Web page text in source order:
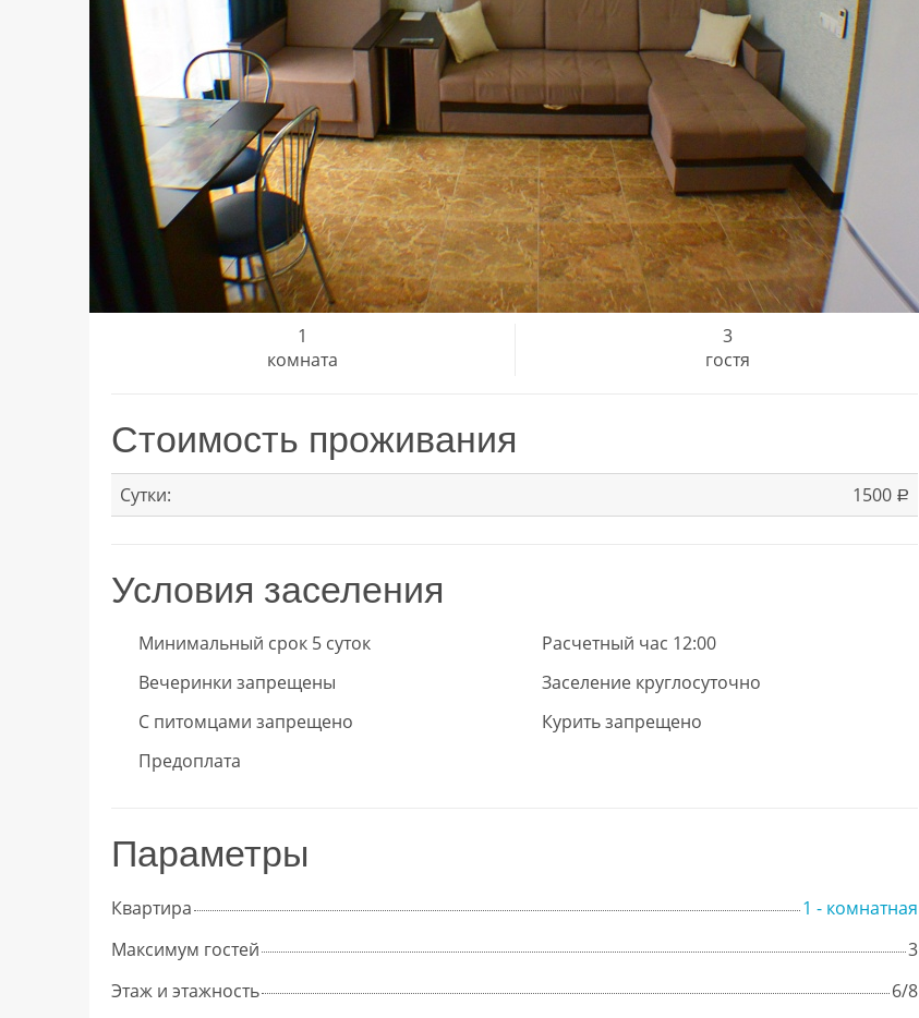
1
комната
3
гостя
Стоимость проживания
Сутки: 1500 a
Условия заселения
Минимальный срок 5 суток
Расчетный час 12:00
Вечеринки запрещены
Заселение круглосуточно
С питомцами запрещено
Курить запрещено
Предоплата
Параметры
Квартира
1 - комнатная
Максимум гостей
3
Этаж и этажность
6/8